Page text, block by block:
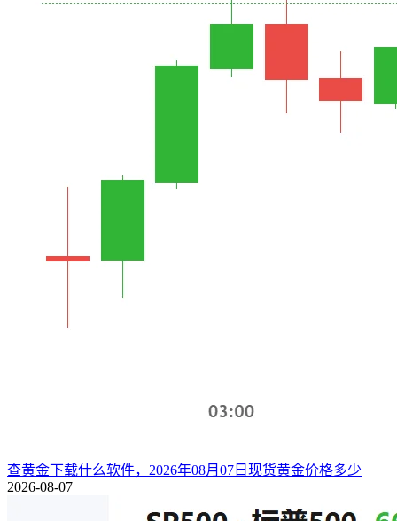
查黄金下载什么软件，2026年08月07日现货黄金价格多少
2026-08-07